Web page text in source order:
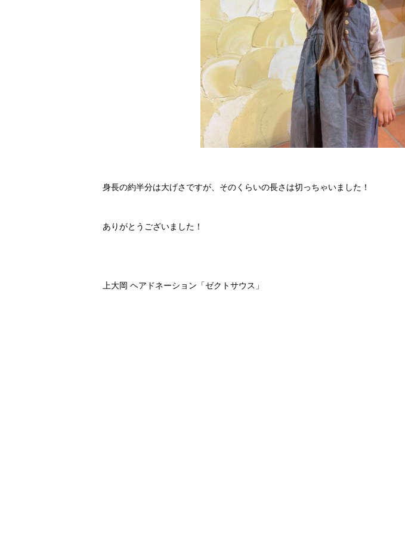
身長の約半分は大げさですが、そのくらいの長さは切っちゃいました！
ありがとうございました！
上大岡 ヘアドネーション「ゼクトサウス」